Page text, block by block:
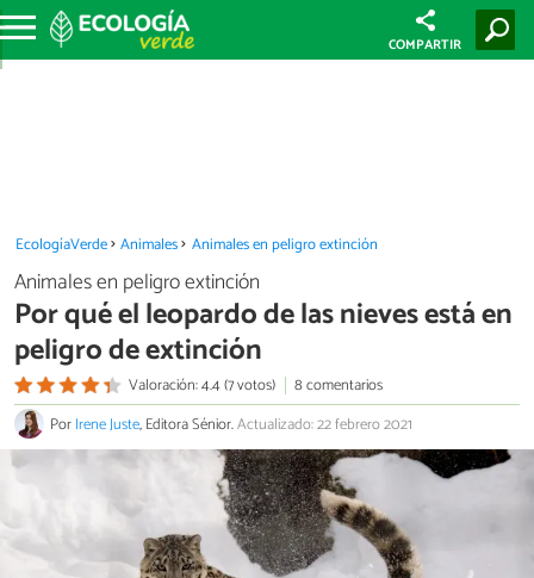
COMPARTIR
EcologíaVerde Animales Animales en peligro extinción
Animales en peligro extinción
Por qué el leopardo de las nieves está en
peligro de extinción
Valoración: 4.4 (7 votos)
8 comentarios
PorIrene Juste, Editora Sénior.Actualizado: 22 febrero 2021